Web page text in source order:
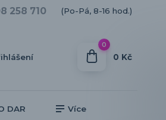
258 710 (Po-Pá, 8-16 hod.)
0
0 Kč
DAR Více